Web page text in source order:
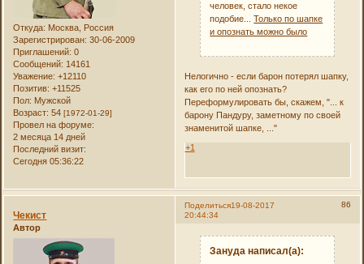
Откуда: Москва, Россия
Зарегистрирован: 30-06-2009
Приглашений: 0
Сообщений: 14161
Уважение: +12110
Позитив: +11525
Пол: Мужской
Возраст: 54[1972-01-29]
Провел на форуме:
2 месяца 14 дней
Последний визит:
Сегодня 05:36:22
человек, стало некое
подобие...Только по шапке
и опознать можно было
Нелогично - если барон потерял шапку,
как его по ней опознать?
Переформулировать бы, скажем, "... к
барону Пандуру, заметному по своей
знаменитой шапке, ..."
+1
Поделиться 86
19-08-2017
20:44:34
Чекист
Автор
Зануда написал(а):